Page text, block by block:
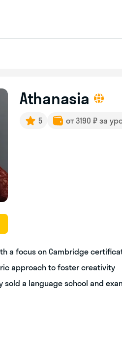
Athanasia
5 от 3190 ₽ за
a focus on Cambridge
approach to foster creativity
sold a language school and